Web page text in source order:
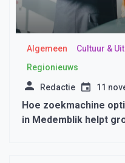
Algemeen Cultuur &
Regionieuws
Redactie 11
Hoe zoekmachine
in Medemblik helpt